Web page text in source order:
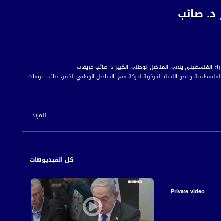
د. صائب
وعضو اللجنة المركزية لحركة فتح، المناضل الوطني الكبير، صائب عريقات.
وقف في المقدمة مدافعا عن قضايا وطننا وشعبنا في ساحات العمل والنضال
العربي الفلسطيني في الداخل.
للمزيد...
كل الفيديوهات
Private video